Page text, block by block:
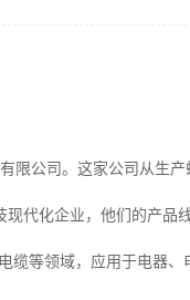
公司。这家公司从生产
代化企业，他们的产品
等领域，应用于电器、